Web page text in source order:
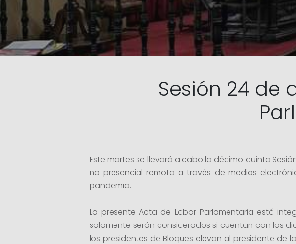
Sesión 24 de
Este martes se llevará a cabo la décimo quinta
no presencial remota a través de medios
pandemia.
La presente Acta de Labor Parlamentaria está
solamente serán considerados si cuentan con los
los presidentes de Bloques elevan al presidente de